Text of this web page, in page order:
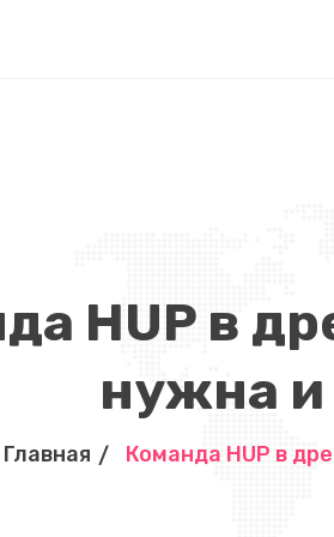
HUP в
нужна и
Главная Команда HUP в